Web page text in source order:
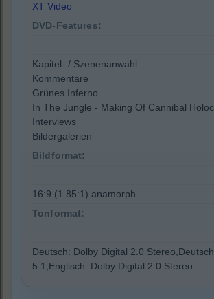
XT Video
DVD-Features:
Kapitel- / Szenenanwahl
Kommentare
Grünes Inferno
In The Jungle - Making Of Cannibal
Interviews
Bildergalerien
Bildformat:
16:9 (1.85:1) anamorph
Tonformat:
Deutsch: Dolby Digital 2.0
5.1,Englisch: Dolby Digital 2.0 Stereo